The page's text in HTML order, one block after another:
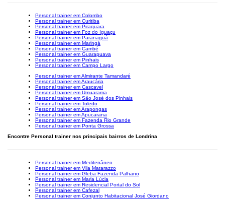
Personal trainer em Colombo
Personal trainer em Curitiba
Personal trainer em Piraquara
Personal trainer em Foz do Iguaçu
Personal trainer em Paranaguá
Personal trainer em Maringá
Personal trainer em Cambé
Personal trainer em Guarapuava
Personal trainer em Pinhais
Personal trainer em Campo Largo
Personal trainer em Almirante Tamandaré
Personal trainer em Araucária
Personal trainer em Cascavel
Personal trainer em Umuarama
Personal trainer em São José dos Pinhais
Personal trainer em Toledo
Personal trainer em Arapongas
Personal trainer em Apucarana
Personal trainer em Fazenda Rio Grande
Personal trainer em Ponta Grossa
Encontre Personal trainer nos principais bairros de Londrina
Personal trainer em Mediterrâneo
Personal trainer em Vila Matarazzo
Personal trainer em Gleba Fazenda Palhano
Personal trainer em Maria Lúcia
Personal trainer em Residencial Portal do Sol
Personal trainer em Cafezal
Personal trainer em Conjunto Habitacional José Giordano